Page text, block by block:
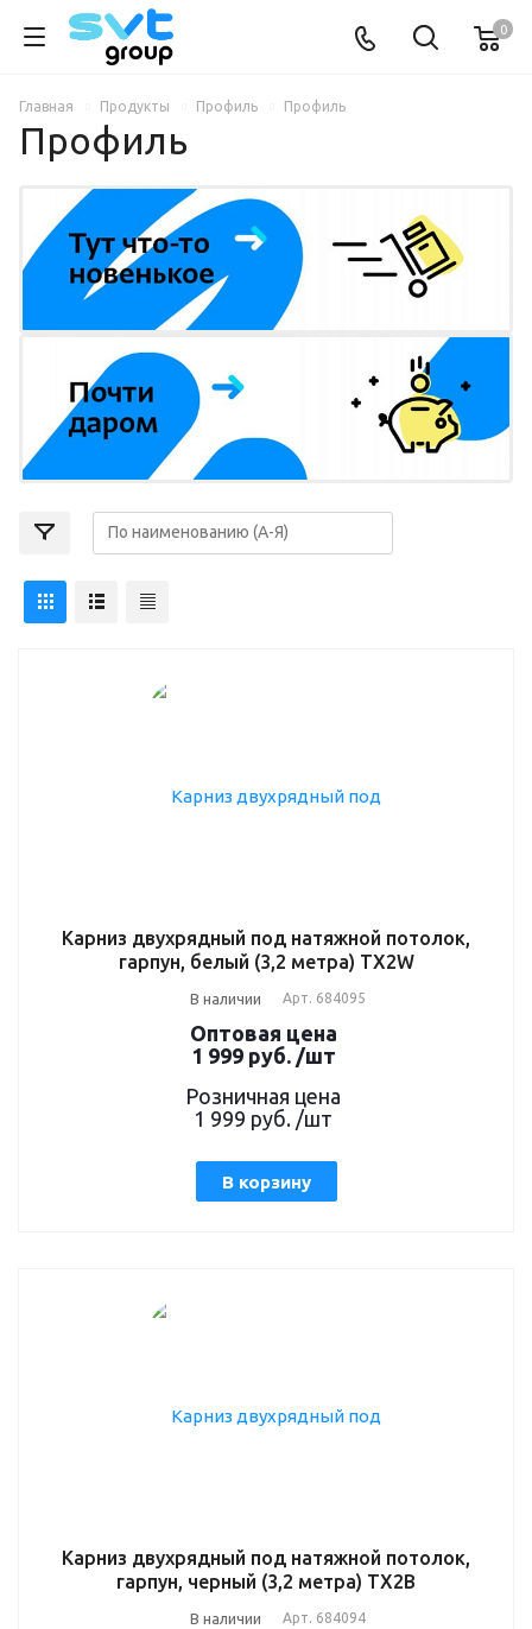
0
Главная Продукты Профиль Профиль
Профиль
Карниз двухрядный под натяжной потолок,
гарпун, белый (3,2 метра) TX2W
В наличии Арт. 684095
Оптовая цена
1 999 руб./шт
Розничная цена
1 999 руб. /шт
В корзину
Карниз двухрядный под натяжной потолок,
гарпун, черный (3,2 метра) TX2B
В наличии Арт. 684094